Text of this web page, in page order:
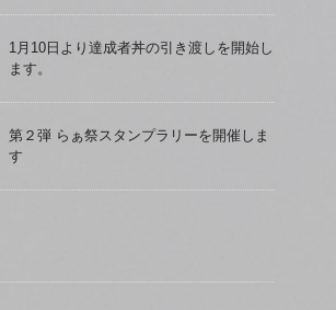
1月10日より達成者丼の引き渡しを開始し
ます。
第２弾 らぁ祭スタンプラリーを開催しま
す